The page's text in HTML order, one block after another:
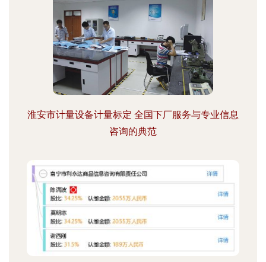
淮安市计量设备计量标定 全国下厂服务与专业信息
咨询的典范